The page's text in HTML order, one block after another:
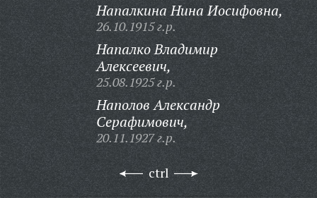
Напалкина Нина Иосифовна,
26.10.1915 г.р.
Напалко Владимир
Алексеевич,
25.08.1925 г.р.
Наполов Александр
Серафимович,
20.11.1927 г.р.
ctrl